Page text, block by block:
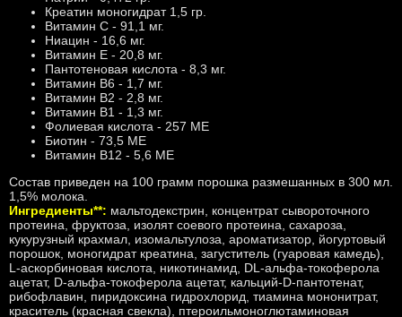
Креатин моногидрат 1,5 гр.
Витамин С - 91,1 мг.
Ниацин - 16,6 мг.
Витамин Е - 20,8 мг.
Пантотеновая кислота - 8,3 мг.
Витамин B6 - 1,7 мг.
Витамин В2 - 2,8 мг.
Витамин В1 - 1,3 мг.
Фолиевая кислота - 257 МЕ
Биотин - 73,5 МЕ
Витамин В12 - 5,6 МЕ
Состав приведен на 100 грамм порошка размешанных в 300 мл.
1,5% молока.
Ингредиенты**: мальтодекстрин, концентрат сывороточного
протеина, фруктоза, изолят соевого протеина, сахароза,
кукурузный крахмал, изомальтулоза, ароматизатор, йогуртовый
порошок, моногидрат креатина, загуститель (гуаровая камедь),
L-аскорбиновая кислота, никотинамид, DL-альфа-токоферола
ацетат, D-альфа-токоферола ацетат, кальций-D-пантотенат,
рибофлавин, пиридоксина гидрохлорид, тиамина мононитрат,
краситель (красная свекла), птероильмоноглютаминовая